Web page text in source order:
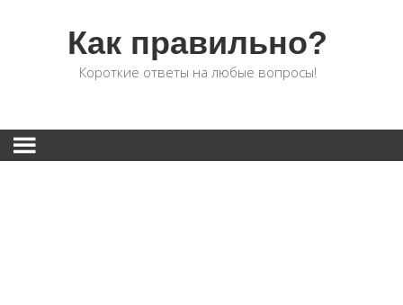
Как правильно?
Короткие ответы на любые вопросы!